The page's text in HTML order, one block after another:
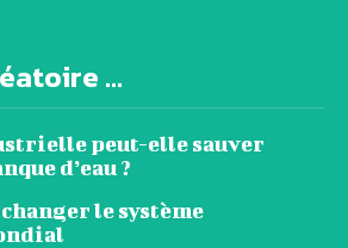
...
peut-elle sauver
d’eau ?
le système